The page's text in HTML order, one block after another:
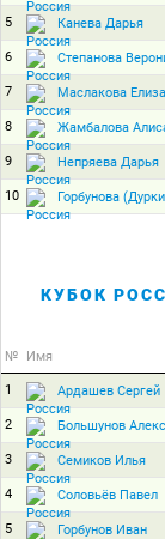
5 Канева Дарья
6 Степанова
7 Маслакова
8 Жамбалова
9 Непряева Дарья
10 Горбунова
КУБОК
№ Имя
1 Ардашев Сергей
2 Большунов
3 Семиков Илья
4 Соловьёв Павел
5 Горбунов Иван